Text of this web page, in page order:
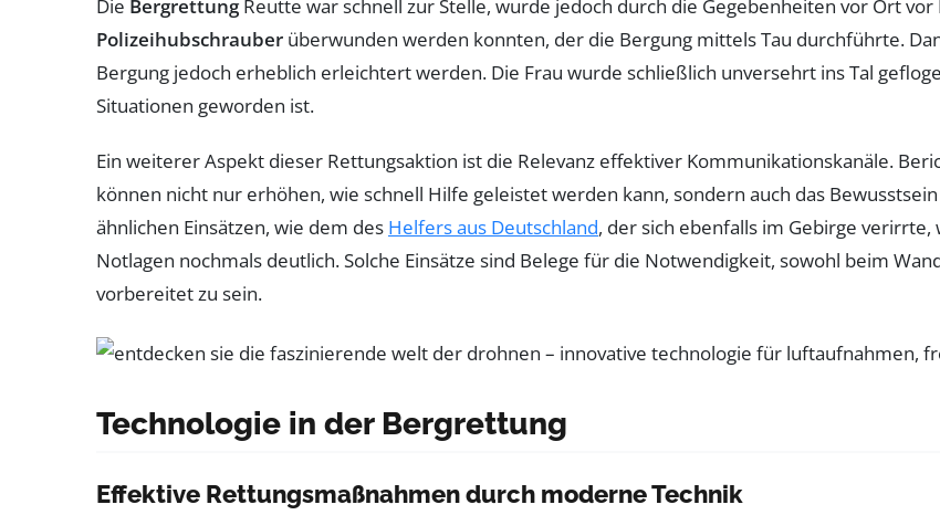
Die BergrettungReutte war schnell zur Stelle, wurde jedoch durch die Gegebenheiten vor Ort
Polizeihubschrauber überwunden werden konnten, der die Bergung mittels Tau durchführte.
Bergung jedoch erheblich erleichtert werden. Die Frau wurde schließlich unversehrt ins Tal
Situationen geworden ist.
Ein weiterer Aspekt dieser Rettungsaktion ist die Relevanz effektiver Kommunikationskanäle.
können nicht nur erhöhen, wie schnell Hilfe geleistet werden kann, sondern auch das
ähnlichen Einsätzen, wie dem des Helfers aus Deutschland, der sich ebenfalls im Gebirge
Notlagen nochmals deutlich. Solche Einsätze sind Belege für die Notwendigkeit, sowohl beim
vorbereitet zu sein.
Technologie in der Bergrettung
Effektive Rettungsmaßnahmen durch moderne Technik